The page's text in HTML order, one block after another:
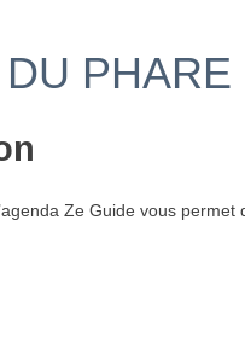
PHARE
Ze Guide vous